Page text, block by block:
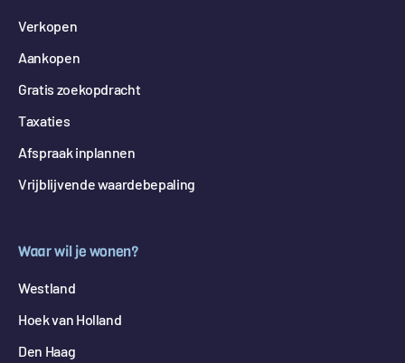
Verkopen
Aankopen
Gratis zoekopdracht
Taxaties
Afspraak inplannen
Vrijblijvende waardebepaling
Waar wil je wonen?
Westland
Hoek van Holland
Den Haag